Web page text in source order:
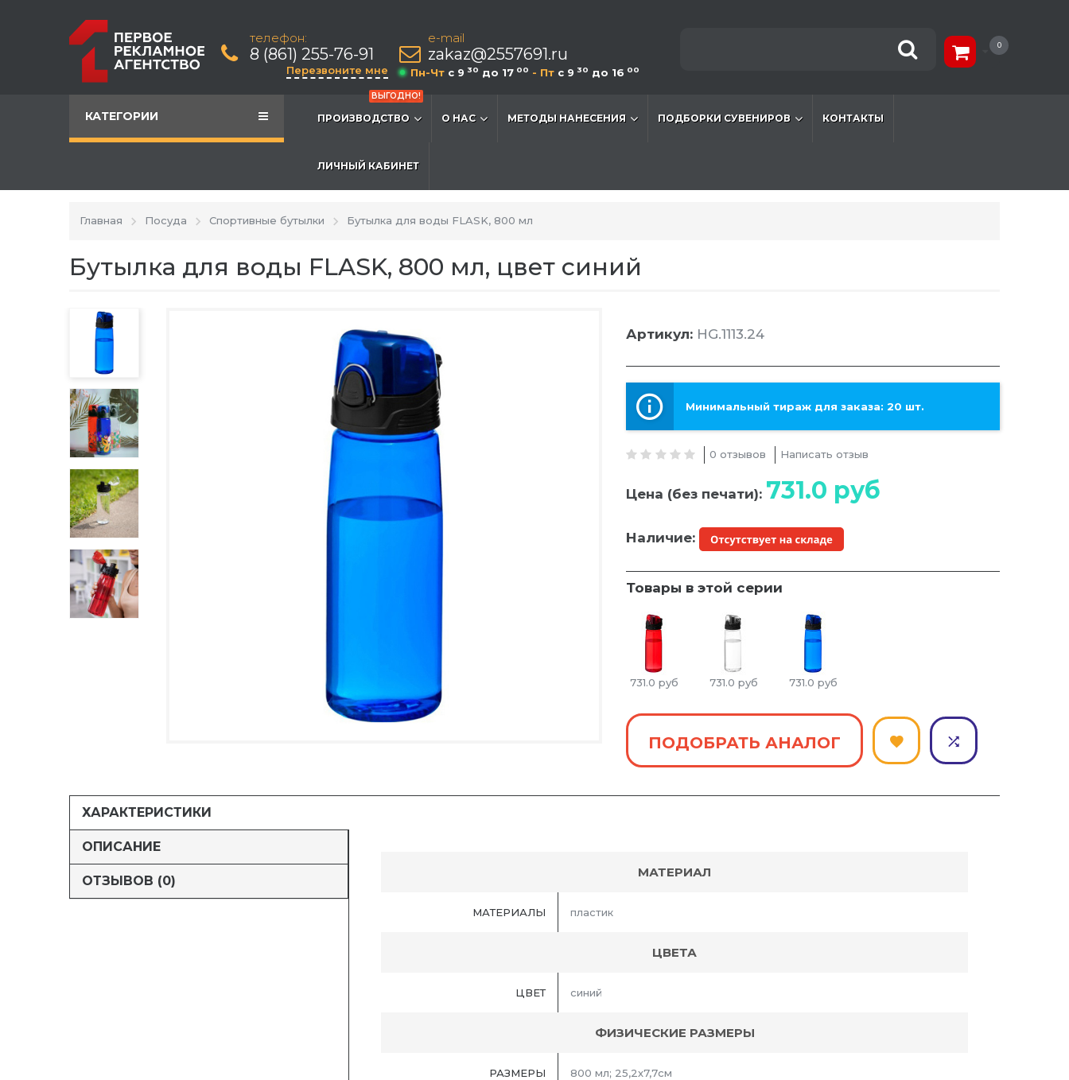
телефон:
8 (861) 255-76-91
Перезвоните мне
e-mail
zakaz@2557691.ru
Пн-Чт c 9 30 до 17 00 - Пт c 9 30 до 16 00
0
КАТЕГОРИИ
ВЫГОДНО!
ПРОИЗВОДСТВО О НАС МЕТОДЫ НАНЕСЕНИЯ ПОДБОРКИ СУВЕНИРОВ КОНТАКТЫ
ЛИЧНЫЙ КАБИНЕТ
Главная Посуда Спортивные бутылки Бутылка для воды FLASK, 800 мл
Бутылка для воды FLASK, 800 мл, цвет синий
Артикул: HG.1113.24
Минимальный тираж для заказа: 20 шт.
0 отзывов Написать отзыв
Цена (без печати): 731.0 руб
Наличие:
Товары в этой серии
731.0 руб 731.0 руб 731.0 руб
ПОДОБРАТЬ АНАЛОГ
ХАРАКТЕРИСТИКИ
ОПИСАНИЕ
ОТЗЫВОВ (0)
МАТЕРИАЛ
МАТЕРИАЛЫ пластик
ЦВЕТА
ЦВЕТ синий
ФИЗИЧЕСКИЕ РАЗМЕРЫ
РАЗМЕРЫ 800 мл; 25,2х7,7см